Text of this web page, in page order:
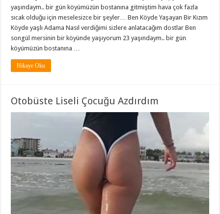
yaşındaym.. bir gün köyümüzün bostanına gitmiştim hava çok fazla
sıcak olduğu için meselesizce bir şeyler… Ben Köyde Yaşayan Bir Kızım
Köyde yaşlı Adama Nasıl verdiğimi sizlere anlatacağım dostlar Ben
songül mersinin bir köyünde yaşıyorum 23 yaşındaym.. bir gün
köyümüzün bostanına …
Hikaye Oku
Otobüste Liseli Çocuğu Azdırdım